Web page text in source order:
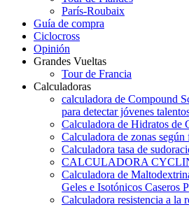
París-Roubaix
Guía de compra
Ciclocross
Opinión
Grandes Vueltas
Tour de Francia
Calculadoras
calculadora de Compound
para detectar jóvenes
Calculadora de Hidratos de
Calculadora de zonas según
Calculadora tasa de
CALCULADORA
Calculadora de
Geles e Isotónicos Caseros
Calculadora resistencia a la